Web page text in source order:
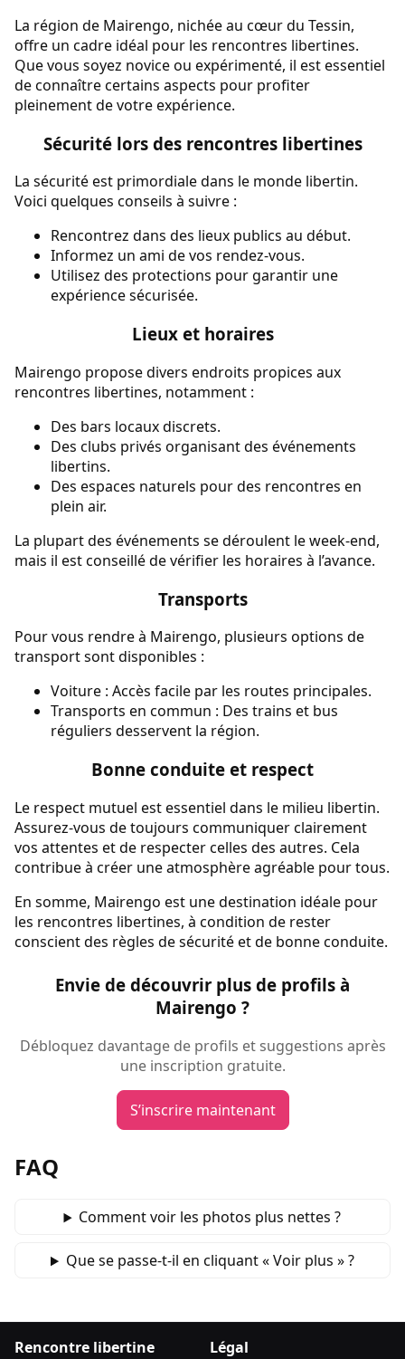
La région de Mairengo, nichée au cœur du Tessin,
offre un cadre idéal pour les rencontres libertines.
Que vous soyez novice ou expérimenté, il est essentiel
de connaître certains aspects pour profiter
pleinement de votre expérience.
Sécurité lors des rencontres libertines
La sécurité est primordiale dans le monde libertin.
Voici quelques conseils à suivre :
Rencontrez dans des lieux publics au début.
Informez un ami de vos rendez-vous.
Utilisez des protections pour garantir une
expérience sécurisée.
Lieux et horaires
Mairengo propose divers endroits propices aux
rencontres libertines, notamment :
Des bars locaux discrets.
Des clubs privés organisant des événements
libertins.
Des espaces naturels pour des rencontres en
plein air.
La plupart des événements se déroulent le week-end,
mais il est conseillé de vérifier les horaires à l’avance.
Transports
Pour vous rendre à Mairengo, plusieurs options de
transport sont disponibles :
Voiture : Accès facile par les routes principales.
Transports en commun : Des trains et bus
réguliers desservent la région.
Bonne conduite et respect
Le respect mutuel est essentiel dans le milieu libertin.
Assurez-vous de toujours communiquer clairement
vos attentes et de respecter celles des autres. Cela
contribue à créer une atmosphère agréable pour tous.
En somme, Mairengo est une destination idéale pour
les rencontres libertines, à condition de rester
conscient des règles de sécurité et de bonne conduite.
Envie de découvrir plus de profils à
Mairengo ?
Débloquez davantage de profils et suggestions après
une inscription gratuite.
S’inscrire maintenant
FAQ
Comment voir les photos plus nettes ?
Que se passe‑t‑il en cliquant « Voir plus » ?
Rencontre libertine Légal